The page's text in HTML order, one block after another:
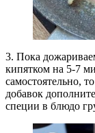
3. Пока
кипятком на 5-7
самостоятельно,
добавок
специи в блюдо